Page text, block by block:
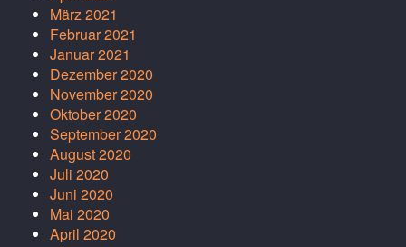
März 2021
Februar 2021
Januar 2021
Dezember 2020
November 2020
Oktober 2020
September 2020
August 2020
Juli 2020
Juni 2020
Mai 2020
April 2020